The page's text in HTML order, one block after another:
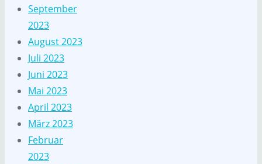
September
2023
August 2023
Juli 2023
Juni 2023
Mai 2023
April 2023
März 2023
Februar
2023